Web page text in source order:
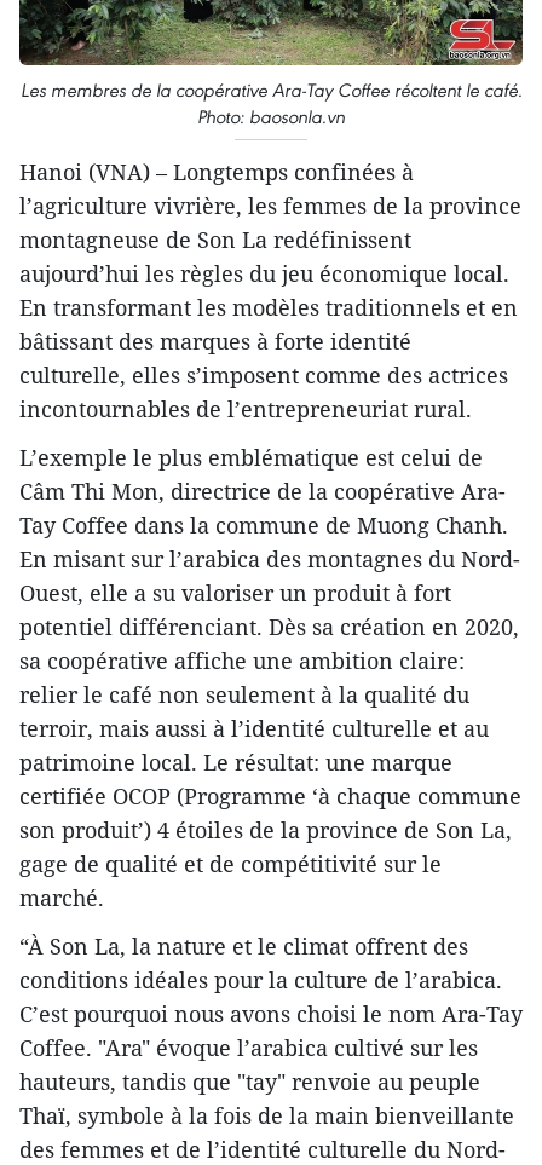
Les membres de la coopérative Ara-Tay Coffee récoltent le café.
Photo: baosonla.vn
Hanoi (VNA) – Longtemps confinées à
l’agriculture vivrière, les femmes de la province
montagneuse de Son La redéfinissent
aujourd’hui les règles du jeu économique local.
En transformant les modèles traditionnels et en
bâtissant des marques à forte identité
culturelle, elles s’imposent comme des actrices
incontournables de l’entrepreneuriat rural.
L’exemple le plus emblématique est celui de
Câm Thi Mon, directrice de la coopérative Ara-
Tay Coffee dans la commune de Muong Chanh.
En misant sur l’arabica des montagnes du Nord-
Ouest, elle a su valoriser un produit à fort
potentiel différenciant. Dès sa création en 2020,
sa coopérative affiche une ambition claire:
relier le café non seulement à la qualité du
terroir, mais aussi à l’identité culturelle et au
patrimoine local. Le résultat: une marque
certifiée OCOP (Programme ‘à chaque commune
son produit’) 4 étoiles de la province de Son La,
gage de qualité et de compétitivité sur le
marché.
“À Son La, la nature et le climat offrent des
conditions idéales pour la culture de l’arabica.
C’est pourquoi nous avons choisi le nom Ara-Tay
Coffee. "Ara" évoque l’arabica cultivé sur les
hauteurs, tandis que "tay" renvoie au peuple
Thaï, symbole à la fois de la main bienveillante
des femmes et de l’identité culturelle du Nord-